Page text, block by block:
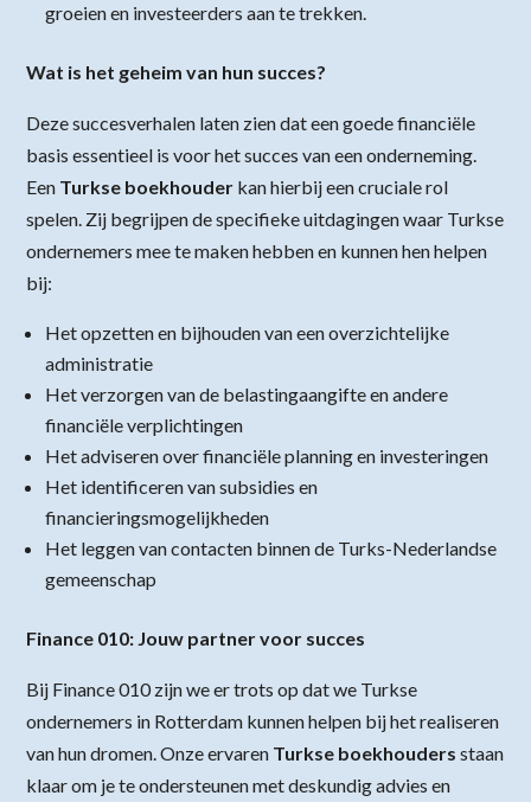
groeien en investeerders aan te trekken.
Wat is het geheim van hun succes?
Deze succesverhalen laten zien dat een goede financiële
basis essentieel is voor het succes van een onderneming.
Een Turkse boekhouder kan hierbij een cruciale rol
spelen. Zij begrijpen de specifieke uitdagingen waar Turkse
ondernemers mee te maken hebben en kunnen hen helpen
bij:
Het opzetten en bijhouden van een overzichtelijke
administratie
Het verzorgen van de belastingaangifte en andere
financiële verplichtingen
Het adviseren over financiële planning en investeringen
Het identificeren van subsidies en
financieringsmogelijkheden
Het leggen van contacten binnen de Turks-Nederlandse
gemeenschap
Finance 010: Jouw partner voor succes
Bij Finance 010 zijn we er trots op dat we Turkse
ondernemers in Rotterdam kunnen helpen bij het realiseren
van hun dromen. Onze ervaren Turkse boekhouders staan
klaar om je te ondersteunen met deskundig advies en